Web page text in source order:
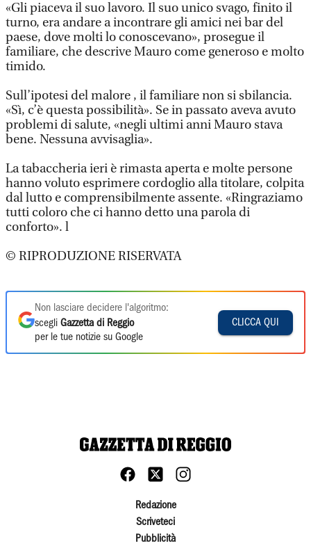
«Gli piaceva il suo lavoro. Il suo unico svago, finito il
turno, era andare a incontrare gli amici nei bar del
paese, dove molti lo conoscevano», prosegue il
familiare, che descrive Mauro come generoso e molto
timido.
Sull’ipotesi del malore , il familiare non si sbilancia.
«Sì, c’è questa possibilità». Se in passato aveva avuto
problemi di salute, «negli ultimi anni Mauro stava
bene. Nessuna avvisaglia».
La tabaccheria ieri è rimasta aperta e molte persone
hanno voluto esprimere cordoglio alla titolare, colpita
dal lutto e comprensibilmente assente. «Ringraziamo
tutti coloro che ci hanno detto una parola di
conforto». l
© RIPRODUZIONE RISERVATA
Non lasciare decidere l'algoritmo:
scegli Gazzetta di Reggio
per le tue notizie su Google
CLICCA QUI
Redazione
Scriveteci
Pubblicità